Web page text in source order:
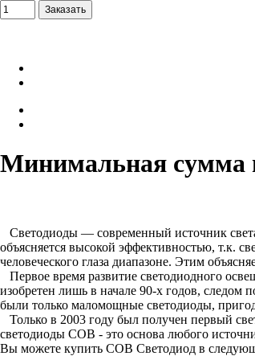
Минимальная сумма
Светодиоды — современный источник
объясняется высокой эффективностью, т.к.
человеческого глаза диапазоне. Этим
Первое время развитие светодиодного
изобретен лишь в начале 90-х годов, следом
были только маломощные светодиоды,
Только в 2003 году был получен первый
светодиоды COB - это основа любого
Вы можете купить COB Светодиод в